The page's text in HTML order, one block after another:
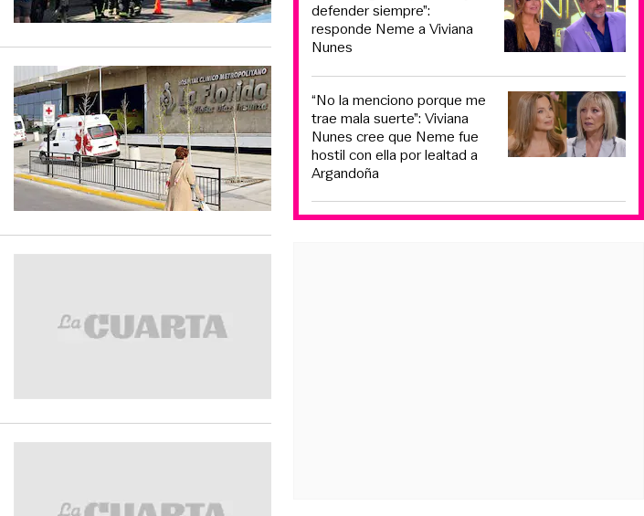
defender siempre”:
responde Neme a Viviana
Nunes
“No la menciono porque me
trae mala suerte”: Viviana
Nunes cree que Neme fue
hostil con ella por lealtad a
Argandoña